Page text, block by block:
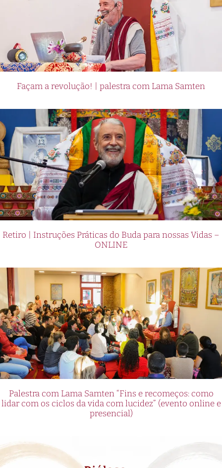
Façam a revolução! | palestra com Lama Samten
Retiro | Instruções Práticas do Buda para nossas Vidas –
ONLINE
Palestra com Lama Samten “Fins e recomeços: como
lidar com os ciclos da vida com lucidez” (evento online e
presencial)